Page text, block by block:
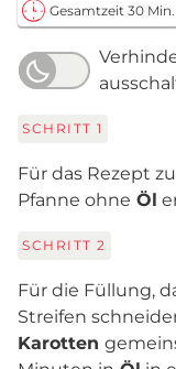
Gesamtzeit 30 Min.
SCHRITT 1
Für das Rezept
Pfanne ohne Öl
SCHRITT 2
Für die Füllung,
Streifen
Karotten